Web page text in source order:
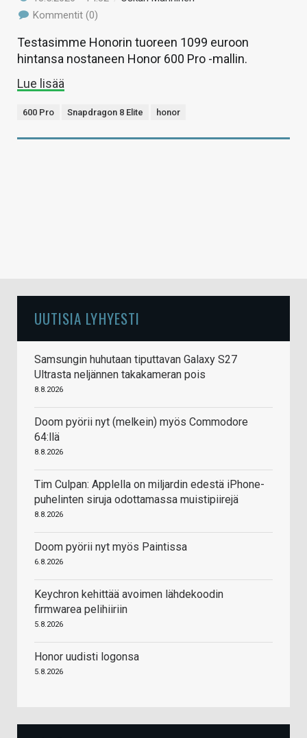
Kommentit (0)
Testasimme Honorin tuoreen 1099 euroon
hintansa nostaneen Honor 600 Pro -mallin.
Lue lisää
600 Pro Snapdragon 8 Elite honor
UUTISIA LYHYESTI
Samsungin huhutaan tiputtavan Galaxy S27
Ultrasta neljännen takakameran pois
8.8.2026
Doom pyörii nyt (melkein) myös Commodore
64:llä
8.8.2026
Tim Culpan: Applella on miljardin edestä iPhone-
puhelinten siruja odottamassa muistipiirejä
8.8.2026
Doom pyörii nyt myös Paintissa
6.8.2026
Keychron kehittää avoimen lähdekoodin
firmwarea pelihiiriin
5.8.2026
Honor uudisti logonsa
5.8.2026